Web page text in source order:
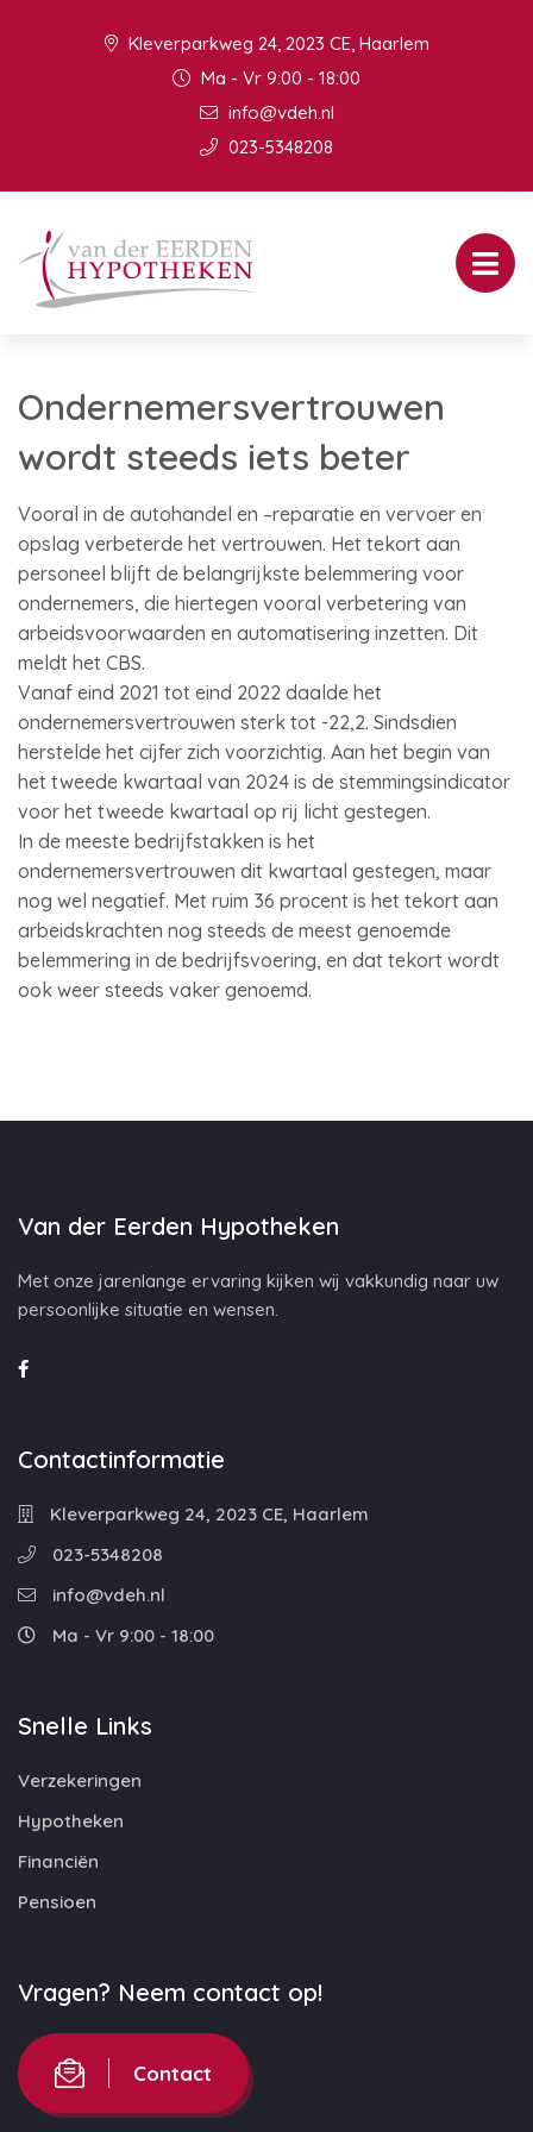
Kleverparkweg 24, 2023 CE, Haarlem
Ma - Vr 9:00 - 18:00
info@vdeh.nl
023-5348208
Ondernemersvertrouwen
wordt steeds iets beter
Vooral in de autohandel en –reparatie en vervoer en
opslag verbeterde het vertrouwen. Het tekort aan
personeel blijft de belangrijkste belemmering voor
ondernemers, die hiertegen vooral verbetering van
arbeidsvoorwaarden en automatisering inzetten. Dit
meldt het CBS.
Vanaf eind 2021 tot eind 2022 daalde het
ondernemersvertrouwen sterk tot -22,2. Sindsdien
herstelde het cijfer zich voorzichtig. Aan het begin van
het tweede kwartaal van 2024 is de stemmingsindicator
voor het tweede kwartaal op rij licht gestegen.
In de meeste bedrijfstakken is het
ondernemersvertrouwen dit kwartaal gestegen, maar
nog wel negatief. Met ruim 36 procent is het tekort aan
arbeidskrachten nog steeds de meest genoemde
belemmering in de bedrijfsvoering, en dat tekort wordt
ook weer steeds vaker genoemd.
Van der Eerden Hypotheken
Met onze jarenlange ervaring kijken wij vakkundig naar uw
persoonlijke situatie en wensen.
Contactinformatie
Kleverparkweg 24, 2023 CE, Haarlem
023-5348208
info@vdeh.nl
Ma - Vr 9:00 - 18:00
Snelle Links
Verzekeringen
Hypotheken
Financiën
Pensioen
Vragen? Neem contact op!
Contact